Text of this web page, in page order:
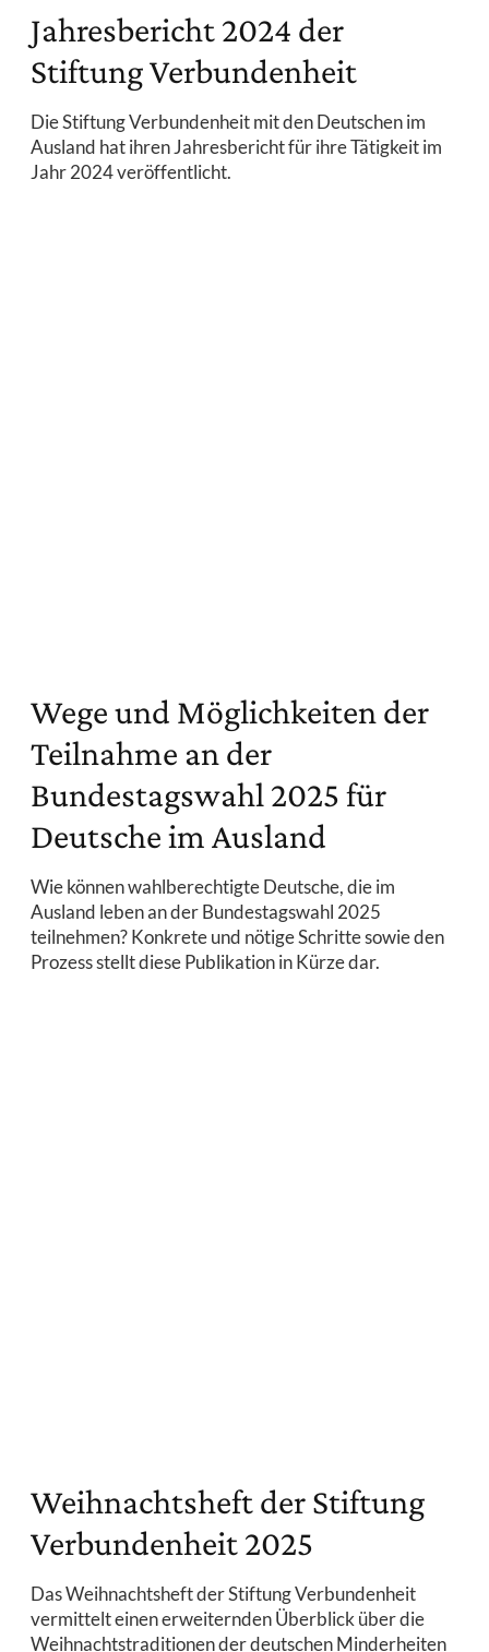
Jahresbericht 2024 der
Stiftung Verbundenheit
Die Stiftung Verbundenheit mit den Deutschen im
Ausland hat ihren Jahresbericht für ihre Tätigkeit im
Jahr 2024 veröffentlicht.
Wege und Möglichkeiten der
Teilnahme an der
Bundestagswahl 2025 für
Deutsche im Ausland
Wie können wahlberechtigte Deutsche, die im
Ausland leben an der Bundestagswahl 2025
teilnehmen? Konkrete und nötige Schritte sowie den
Prozess stellt diese Publikation in Kürze dar.
Weihnachtsheft der Stiftung
Verbundenheit 2025
Das Weihnachtsheft der Stiftung Verbundenheit
vermittelt einen erweiternden Überblick über die
Weihnachtstraditionen der deutschen Minderheiten